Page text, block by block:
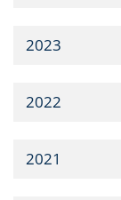
2023
2022
2021